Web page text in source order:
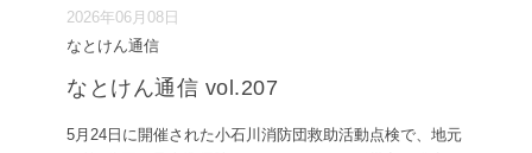
2026年06月08日
なとけん通信
なとけん通信 vol.207
5月24日に開催された小石川消防団救助活動点検で、地元